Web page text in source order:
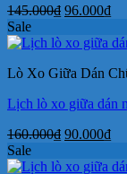
145.000₫ Giá
là:
96.000₫Giá
tại
Sale
Lò Xo Giữa Dán
Lịch lò xo giữa dán
160.000₫ Giá
là:
90.000₫Giá
tại
Sale